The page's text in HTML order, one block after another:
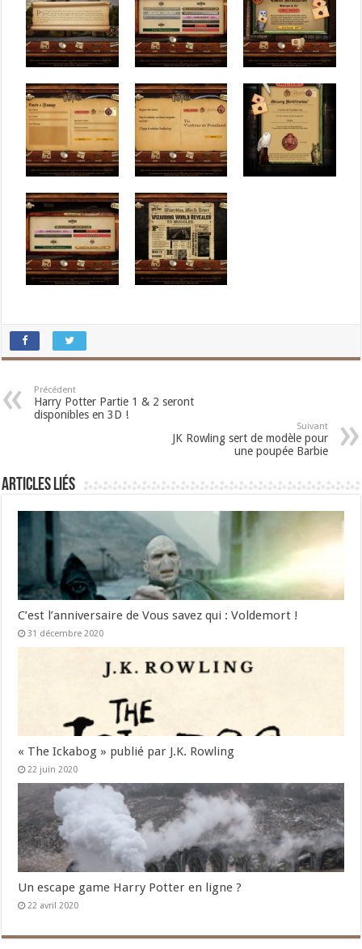
Précédent
Harry Potter Partie 1 & 2 seront
disponibles en 3D !
Suivant
JK Rowling sert de modèle pour
une poupée Barbie
Articles liés
C’est l’anniversaire de Vous savez qui : Voldemort !
31 décembre 2020
« The Ickabog » publié par J.K. Rowling
22 juin 2020
Un escape game Harry Potter en ligne ?
22 avril 2020